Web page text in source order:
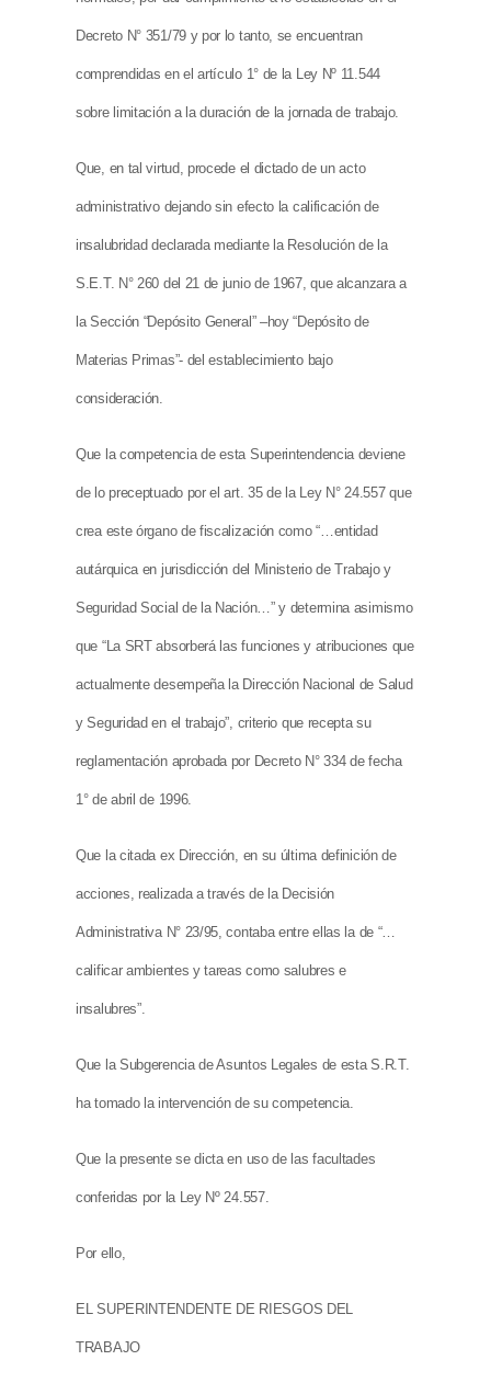
Decreto N° 351/79 y por lo tanto, se encuentran
comprendidas en el artículo 1° de la Ley Nº 11.544
sobre limitación a la duración de la jornada de trabajo.
Que, en tal virtud, procede el dictado de un acto
administrativo dejando sin efecto la calificación de
insalubridad declarada mediante la Resolución de la
S.E.T. N° 260 del 21 de junio de 1967, que alcanzara a
la Sección “Depósito General” –hoy “Depósito de
Materias Primas”- del establecimiento bajo
consideración.
Que la competencia de esta Superintendencia deviene
de lo preceptuado por el art. 35 de la Ley N° 24.557 que
crea este órgano de fiscalización como “…entidad
autárquica en jurisdicción del Ministerio de Trabajo y
Seguridad Social de la Nación…” y determina asimismo
que “La SRT absorberá las funciones y atribuciones que
actualmente desempeña la Dirección Nacional de Salud
y Seguridad en el trabajo”, criterio que recepta su
reglamentación aprobada por Decreto N° 334 de fecha
1° de abril de 1996.
Que la citada ex Dirección, en su última definición de
acciones, realizada a través de la Decisión
Administrativa N° 23/95, contaba entre ellas la de “…
calificar ambientes y tareas como salubres e
insalubres”.
Que la Subgerencia de Asuntos Legales de esta S.R.T.
ha tomado la intervención de su competencia.
Que la presente se dicta en uso de las facultades
conferidas por la Ley Nº 24.557.
Por ello,
EL SUPERINTENDENTE DE RIESGOS DEL
TRABAJO